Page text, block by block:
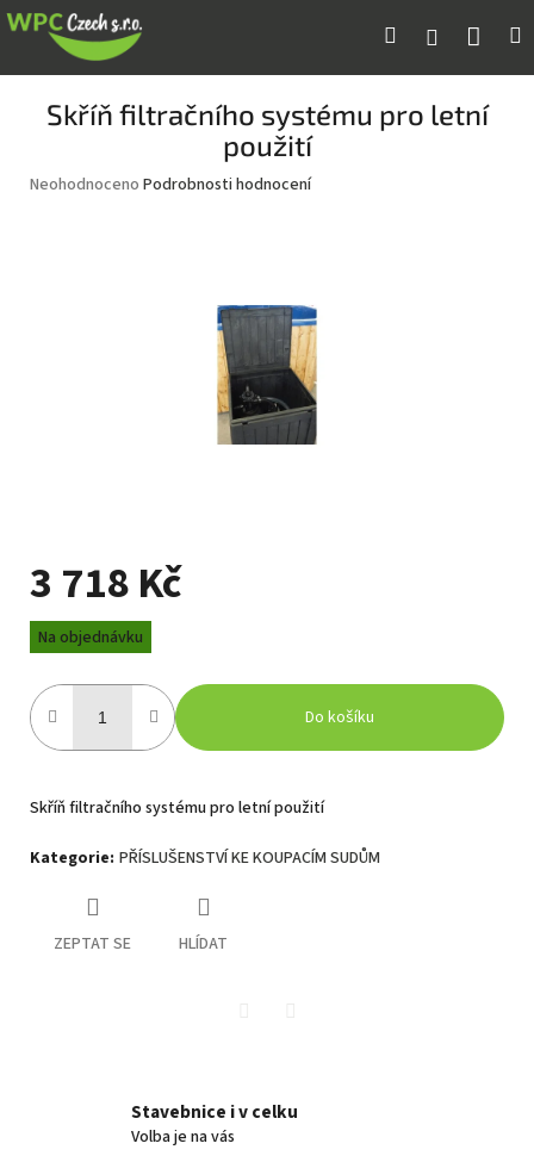
Přejít
na
Hledat Přihlášení
Skříň filtračního systému pro letní
použití
Průměrné
Neohodnoceno Podrobnosti hodnocení
3 718 Kč
Měrná
cena:
Na objednávku
Do košíku
Skříň filtračního systému pro letní použití
Kategorie: PŘÍSLUŠENSTVÍ KE KOUPACÍM SUDŮM
ZEPTAT SE HLÍDAT
Stavebnice i v celku
Volba je na vás